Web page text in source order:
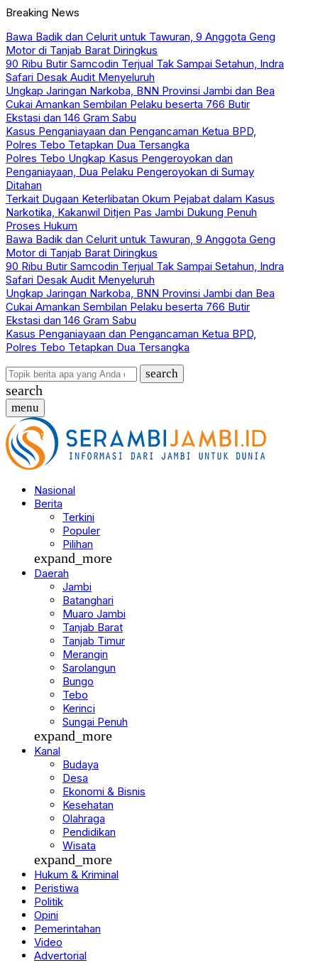
Breaking News
Bawa Badik dan Celurit untuk Tawuran, 9 Anggota Geng
Motor di Tanjab Barat Diringkus
90 Ribu Butir Samcodin Terjual Tak Sampai Setahun, Indra
Safari Desak Audit Menyeluruh
Ungkap Jaringan Narkoba, BNN Provinsi Jambi dan Bea
Cukai Amankan Sembilan Pelaku beserta 766 Butir
Ekstasi dan 146 Gram Sabu
Kasus Penganiayaan dan Pengancaman Ketua BPD,
Polres Tebo Tetapkan Dua Tersangka
Polres Tebo Ungkap Kasus Pengeroyokan dan
Penganiayaan, Dua Pelaku Pengeroyokan di Sumay
Ditahan
Terkait Dugaan Keterlibatan Okum Pejabat dalam Kasus
Narkotika, Kakanwil Ditjen Pas Jambi Dukung Penuh
Proses Hukum
Bawa Badik dan Celurit untuk Tawuran, 9 Anggota Geng
Motor di Tanjab Barat Diringkus
90 Ribu Butir Samcodin Terjual Tak Sampai Setahun, Indra
Safari Desak Audit Menyeluruh
Ungkap Jaringan Narkoba, BNN Provinsi Jambi dan Bea
Cukai Amankan Sembilan Pelaku beserta 766 Butir
Ekstasi dan 146 Gram Sabu
Kasus Penganiayaan dan Pengancaman Ketua BPD,
Polres Tebo Tetapkan Dua Tersangka
search
search
menu
Nasional
Berita
Terkini
Populer
Pilihan
expand_more
Daerah
Jambi
Batanghari
Muaro Jambi
Tanjab Barat
Tanjab Timur
Merangin
Sarolangun
Bungo
Tebo
Kerinci
Sungai Penuh
expand_more
Kanal
Budaya
Desa
Ekonomi & Bisnis
Kesehatan
Olahraga
Pendidikan
Wisata
expand_more
Hukum & Kriminal
Peristiwa
Politik
Opini
Pemerintahan
Video
Advertorial